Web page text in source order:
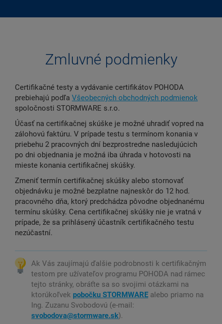
Zmluvné podmienky
Certifikačné testy a vydávanie certifikátov POHODA
prebiehajú podľa Všeobecných obchodných podmienok
spoločnosti STORMWARE s.r.o.
Účasť na certifikačnej skúške je možné uhradiť vopred na
zálohovú faktúru. V prípade testu s termínom konania v
priebehu 2 pracovných dní bezprostredne nasledujúcich
po dni objednania je možná iba úhrada v hotovosti na
mieste konania certifikačnej skúšky.
Zmeniť termín certifikačnej skúšky alebo stornovať
objednávku je možné bezplatne najneskôr do 12 hod.
pracovného dňa, ktorý predchádza pôvodne objednanému
termínu skúšky. Cena certifikačnej skúšky nie je vratná v
prípade, že sa prihlásený účastník certifikačného testu
nezúčastní.
Ak Vás zaujímajú ďalšie podrobnosti k certifikačným
testom pre užívateľov programu POHODA nad rámec
tejto stránky, obráťte sa so svojimi otázkami na
ktorúkoľvek pobočku STORMWARE alebo priamo na
Ing. Zuzanu Svobodovú (e-mail:
svobodova@stormware.sk).